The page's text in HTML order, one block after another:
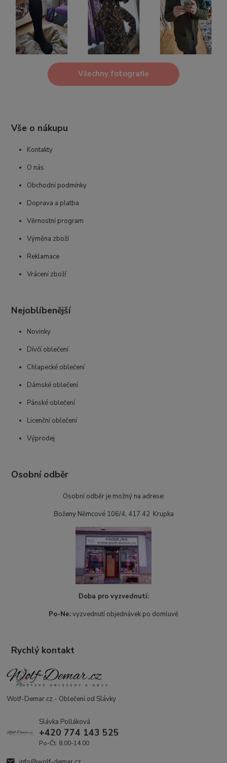
Všechny fotografie
Vše o nákupu
Kontakty
O nás
Obchodní podmínky
Doprava a platba
Věrnostní program
Výměna zboží
Reklamace
Vrácení zboží
Nejoblíbenější
Novinky
Dívčí oblečení
Chlapecké oblečení
Dámské oblečení
Pánské oblečení
Licenční oblečení
Výprodej
Osobní odběr
Osobní odběr je možný na adrese:
Boženy Němcové 106/4, 417 42 Krupka
Doba pro vyzvednutí:
Po-Ne:vyzvednutí objednávek po domluvě
Rychlý kontakt
Wolf-Demar.cz - Oblečení od Slávky
Slávka Polláková
+420 774 143 525
Po-Čt: 8.00-14.00